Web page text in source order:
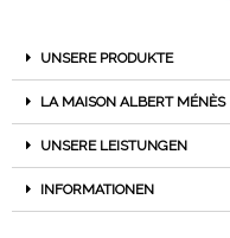
UNSERE PRODUKTE
LA MAISON ALBERT MÉNÈS
UNSERE LEISTUNGEN
INFORMATIONEN